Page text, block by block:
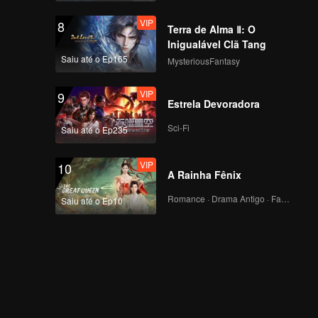
8
Saiu até o Ep165
VIP
Terra de Alma Ⅱ: O
Inigualável Clã Tang
MysteriousFantasy
9
Saiu até o Ep235
VIP
Estrela Devoradora
Sci-Fi
10
Saiu até o Ep10
VIP
A Rainha Fênix